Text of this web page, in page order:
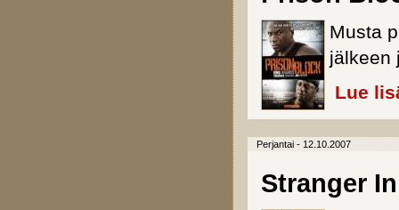
Musta
jälkeen
Lue
Perjantai - 12.10.2007
Stranger